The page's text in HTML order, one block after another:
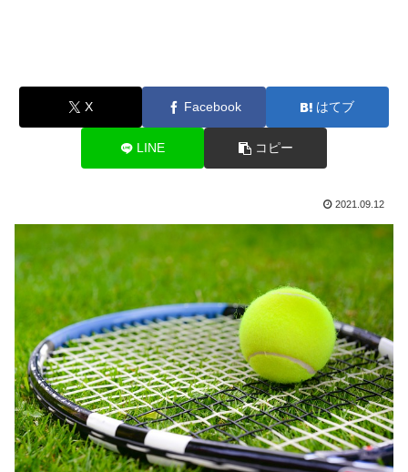
X Facebook はてブ
LINE コピー
2021.09.12